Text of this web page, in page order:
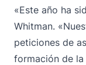
«Este año ha
Whitman.
peticiones de
formación de